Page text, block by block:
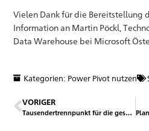
Vielen Dank für die Bereitstellung
Information an Martin Pöckl,
Data Warehouse bei Microsoft
Kategorien: Power Pivot nutzen
VORIGER
Tausendertrennpunkt für die gesamte Arbeitsmappe